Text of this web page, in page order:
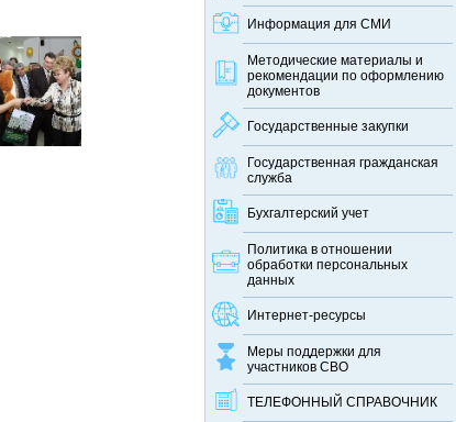
Информация для СМИ
Методические материалы и
рекомендации по оформлению
документов
Государственные закупки
Государственная гражданская
служба
Бухгалтерский учет
Политика в отношении
обработки персональных
данных
Интернет-ресурсы
Меры поддержки для
участников СВО
ТЕЛЕФОННЫЙ CПРАВОЧНИК